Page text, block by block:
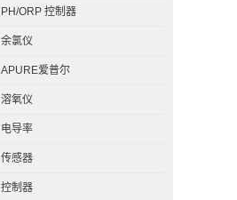
PH/ORP 控制器
余氯仪
APURE爱普尔
溶氧仪
电导率
传感器
控制器